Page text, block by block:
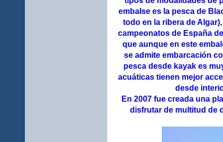
embalse es la pesca de
todo en la ribera de
campeonatos de España
que aunque en este
se admite embarcación
pesca desde kayak es
acuáticas tienen mejor
desde
En 2007 fue creada una
disfrutar de multitud de